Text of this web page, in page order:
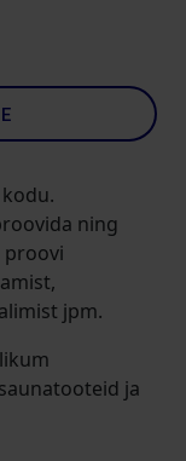
ning
proovi
jpm.
ja